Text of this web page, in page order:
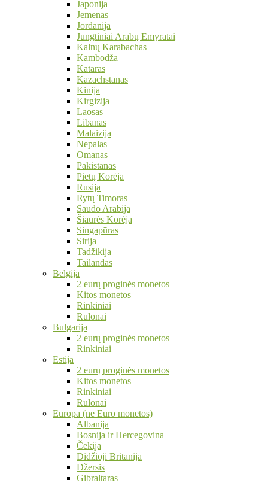
Japonija
Jemenas
Jordanija
Jungtiniai Arabų Emyratai
Kalnų Karabachas
Kambodža
Kataras
Kazachstanas
Kinija
Kirgizija
Laosas
Libanas
Malaizija
Nepalas
Omanas
Pakistanas
Pietų Korėja
Rusija
Rytų Timoras
Saudo Arabija
Šiaurės Korėja
Singapūras
Sirija
Tadžikija
Tailandas
Belgija
2 eurų proginės monetos
Kitos monetos
Rinkiniai
Rulonai
Bulgarija
2 eurų proginės monetos
Rinkiniai
Estija
2 eurų proginės monetos
Kitos monetos
Rinkiniai
Rulonai
Europa (ne Euro monetos)
Albanija
Bosnija ir Hercegovina
Čekija
Didžioji Britanija
Džersis
Gibraltaras